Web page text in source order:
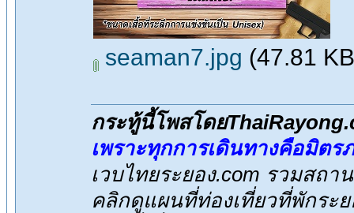
seaman7.jpg (47.81
กระทู้นี้โพสโดย
เพราะทุกการเดินทางคือมิตร
เวบไทยระยอง.com รวมสถ
คลิกดูแผนที่ท่องเที่ยวที่พักระ